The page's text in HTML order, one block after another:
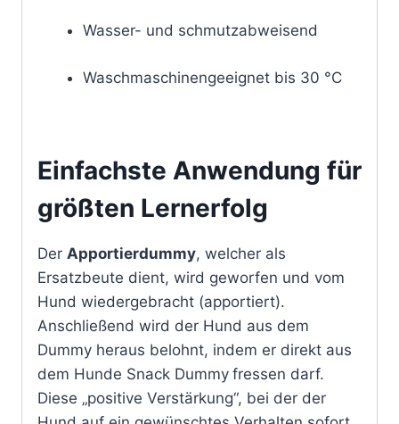
Wasser- und schmutzabweisend
Waschmaschinengeeignet bis 30 °C
Einfachste Anwendung für
größten Lernerfolg
Der Apportierdummy, welcher als
Ersatzbeute dient, wird geworfen und vom
Hund wiedergebracht (apportiert).
Anschließend wird der Hund aus dem
Dummy heraus belohnt, indem er direkt aus
dem Hunde Snack Dummy fressen darf.
Diese „positive Verstärkung“, bei der der